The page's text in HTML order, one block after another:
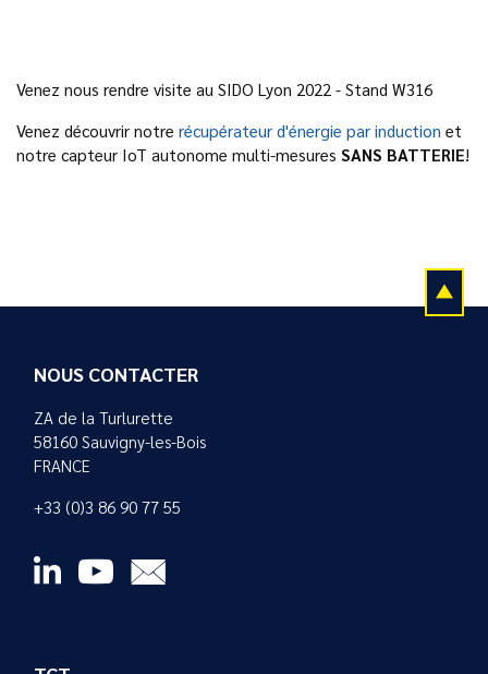
Venez nous rendre visite au SIDO Lyon 2022 - Stand W316
Venez découvrir notre récupérateur d'énergie par induction et
notre capteur IoT autonome multi-mesures SANS BATTERIE!
NOUS CONTACTER
ZA de la Turlurette
58160 Sauvigny-les-Bois
FRANCE
+33 (0)3 86 90 77 55